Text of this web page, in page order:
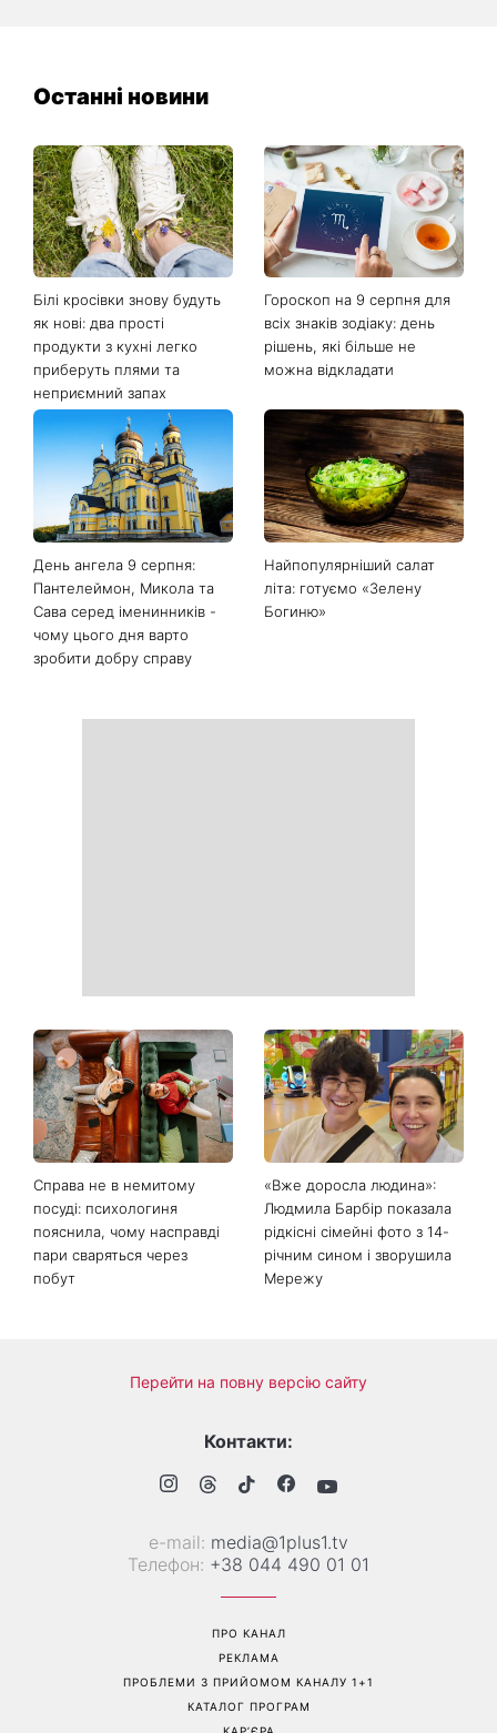
Останні новини
Білі кросівки знову будуть
як нові: два прості
продукти з кухні легко
приберуть плями та
неприємний запах
Гороскоп на 9 серпня для
всіх знаків зодіаку: день
рішень, які більше не
можна відкладати
День ангела 9 серпня:
Пантелеймон, Микола та
Сава серед іменинників -
чому цього дня варто
зробити добру справу
Найпопулярніший салат
літа: готуємо «Зелену
Богиню»
Справа не в немитому
посуді: психологиня
пояснила, чому насправді
пари сваряться через
побут
«Вже доросла людина»:
Людмила Барбір показала
рідкісні сімейні фото з 14-
річним сином і зворушила
Мережу
Перейти на повну версію сайту
Контакти:
е-mail: media@1plus1.tv
Телефон: +38 044 490 01 01
ПРО КАНАЛ
РЕКЛАМА
ПРОБЛЕМИ З ПРИЙОМОМ КАНАЛУ 1+1
КАТАЛОГ ПРОГРАМ